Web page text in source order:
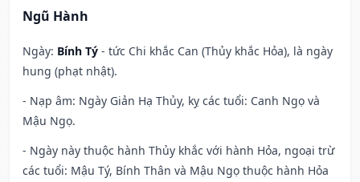
Ngũ Hành
Ngày: Bính Tý - tức Chi khắc Can (Thủy khắc Hỏa), là ngày
hung (phạt nhật).
- Nạp âm: Ngày Giản Hạ Thủy, kỵ các tuổi: Canh Ngọ và
Mậu Ngọ.
- Ngày này thuộc hành Thủy khắc với hành Hỏa, ngoại trừ
các tuổi: Mậu Tý, Bính Thân và Mậu Ngọ thuộc hành Hỏa